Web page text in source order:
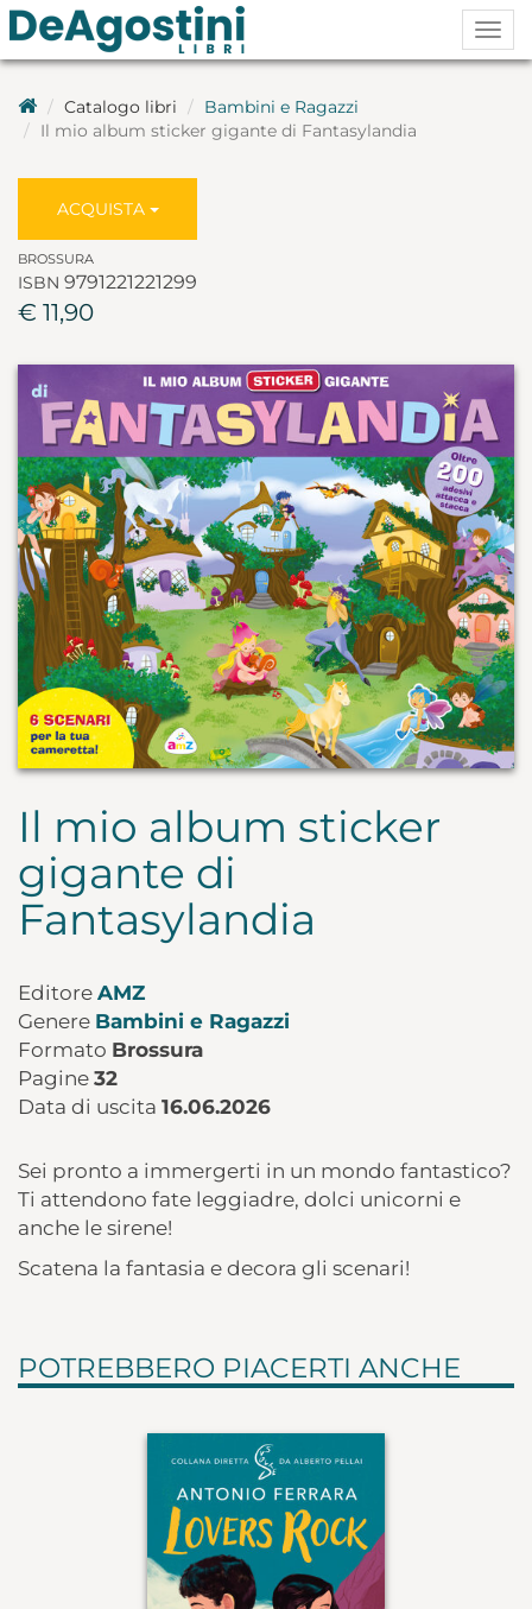
Catalogo libri
Bambini e Ragazzi
Il mio album sticker gigante di Fantasylandia
ACQUISTA
BROSSURA
ISBN 9791221221299
€ 11,90
Il mio album sticker
gigante di
Fantasylandia
Editore AMZ
Genere Bambini e Ragazzi
Formato Brossura
Pagine 32
Data di uscita 16.06.2026
Sei pronto a immergerti in un mondo fantastico?
Ti attendono fate leggiadre, dolci unicorni e
anche le sirene!
Scatena la fantasia e decora gli scenari!
POTREBBERO PIACERTI ANCHE